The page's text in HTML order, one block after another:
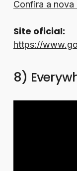
Confira a nova
Site oficial:
https://
8)